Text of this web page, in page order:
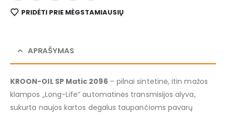
PRIDĖTI PRIE MĖGSTAMIAUSIŲ
APRAŠYMAS
KROON-OIL SP Matic 2096– pilnai sintetinė, itin mažos
klampos „Long-Life“ automatinės transmisijos alyva,
sukurta naujos kartos degalus taupančioms pavarų